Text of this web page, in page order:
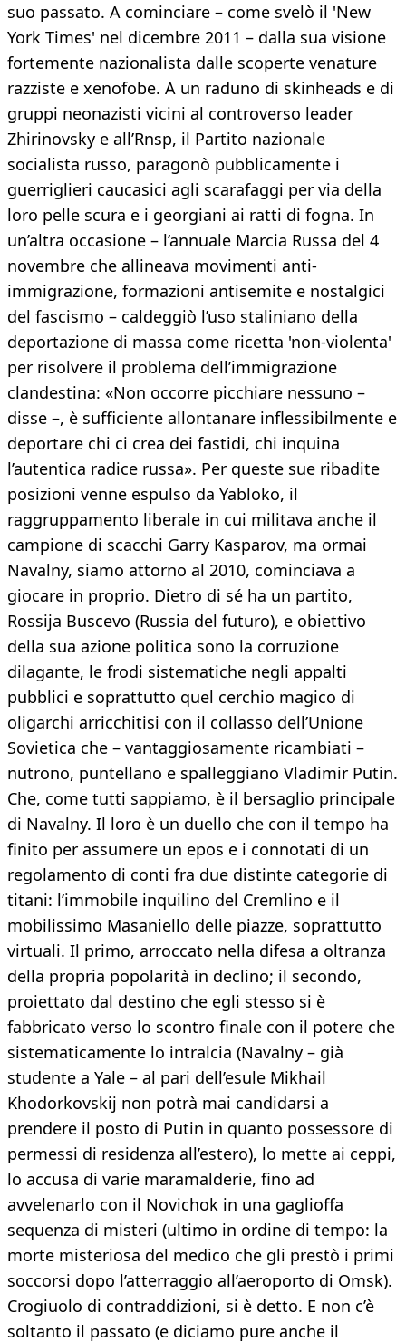
suo passato. A cominciare – come svelò il 'New
York Times' nel dicembre 2011 – dalla sua visione
fortemente nazionalista dalle scoperte venature
razziste e xenofobe. A un raduno di skinheads e di
gruppi neonazisti vicini al controverso leader
Zhirinovsky e all’Rnsp, il Partito nazionale
socialista russo, paragonò pubblicamente i
guerriglieri caucasici agli scarafaggi per via della
loro pelle scura e i georgiani ai ratti di fogna. In
un’altra occasione – l’annuale Marcia Russa del 4
novembre che allineava movimenti anti-
immigrazione, formazioni antisemite e nostalgici
del fascismo – caldeggiò l’uso staliniano della
deportazione di massa come ricetta 'non-violenta'
per risolvere il problema dell’immigrazione
clandestina: «Non occorre picchiare nessuno –
disse –, è sufficiente allontanare inflessibilmente e
deportare chi ci crea dei fastidi, chi inquina
l’autentica radice russa». Per queste sue ribadite
posizioni venne espulso da Yabloko, il
raggruppamento liberale in cui militava anche il
campione di scacchi Garry Kasparov, ma ormai
Navalny, siamo attorno al 2010, cominciava a
giocare in proprio. Dietro di sé ha un partito,
Rossija Buscevo (Russia del futuro), e obiettivo
della sua azione politica sono la corruzione
dilagante, le frodi sistematiche negli appalti
pubblici e soprattutto quel cerchio magico di
oligarchi arricchitisi con il collasso dell’Unione
Sovietica che – vantaggiosamente ricambiati –
nutrono, puntellano e spalleggiano Vladimir Putin.
Che, come tutti sappiamo, è il bersaglio principale
di Navalny. Il loro è un duello che con il tempo ha
finito per assumere un epos e i connotati di un
regolamento di conti fra due distinte categorie di
titani: l’immobile inquilino del Cremlino e il
mobilissimo Masaniello delle piazze, soprattutto
virtuali. Il primo, arroccato nella difesa a oltranza
della propria popolarità in declino; il secondo,
proiettato dal destino che egli stesso si è
fabbricato verso lo scontro finale con il potere che
sistematicamente lo intralcia (Navalny – già
studente a Yale – al pari dell’esule Mikhail
Khodorkovskij non potrà mai candidarsi a
prendere il posto di Putin in quanto possessore di
permessi di residenza all’estero), lo mette ai ceppi,
lo accusa di varie maramalderie, fino ad
avvelenarlo con il Novichok in una gaglioffa
sequenza di misteri (ultimo in ordine di tempo: la
morte misteriosa del medico che gli prestò i primi
soccorsi dopo l’atterraggio all’aeroporto di Omsk).
Crogiuolo di contraddizioni, si è detto. E non c’è
soltanto il passato (e diciamo pure anche il